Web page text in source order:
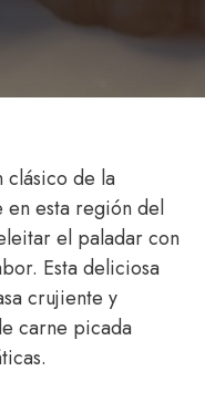
clásico de la
en esta región del
el paladar con
Esta deliciosa
crujiente y
carne picada